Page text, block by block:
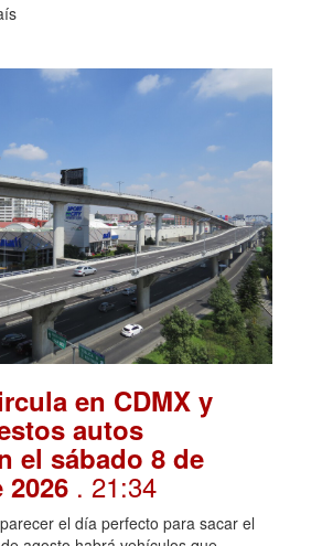
en CDMX y
autos
el sábado 8 de
. 21:34
el día perfecto para sacar el